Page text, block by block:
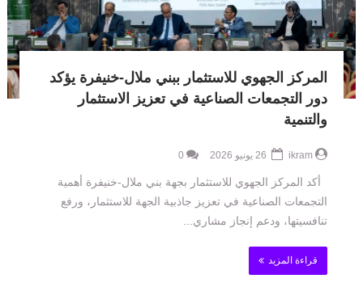
المركز الجهوي للاستثمار ببني ملال-خنيفرة يؤكد
دور التجمعات الصناعية في تعزيز الاستثمار
والتنمية
ikram
0
أكد المركز الجهوي للاستثمار بجهة بني ملال-خنيفرة أهمية
التجمعات الصناعية في تعزيز جاذبية الجهة للاستثمار، ورفع
تنافسيتها، ودعم إنجاز مشاري...
قراءة المزيد